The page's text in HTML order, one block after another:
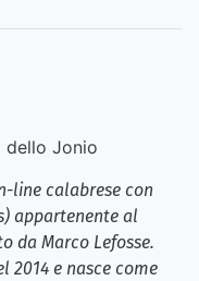
dello Jonio
line calabrese con
appartenente al
da Marco Lefosse.
2014 e nasce come